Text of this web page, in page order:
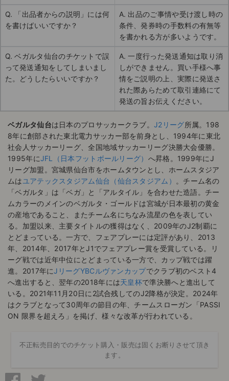
Q. 「出品者からの説明」には何
を書けばいいですか？
A. 出品のご事情や受け渡し時の
条件、発券時の手数料の有無等
を書かれる方が多いようです。
Q. ベガルタ仙台のチケットで誤
って発送通知をしてしまいまし
た。どうしたらいいですか？
A. 一度行った発送通知は取り消
しができません。買い手様へ事
情をご説明の上、実際に発送さ
れた際あらためて取引連絡にて
発送の旨お伝えください。
ベガルタ仙台は日本のプロサッカークラブ。J2リーグ所属。198
8年に創部された東北電力サッカー部を前身とし、1994年に東北
社会人サッカーリーグ、全国地域サッカーリーグ決勝大会優勝。
1995年にJFL（日本フットボールリーグ） へ昇格。1999年にJ
リーグ加盟。宮城県仙台市をホームタウンとし、ホームスタジア
ムはユアテックスタジアム仙台（仙台スタジアム）
。チーム名の
「ベガルタ」は「ベガ」と「アルタイル」を合わせた造語。チー
ムカラーのメインのベガルタ・ゴールドは宮城が日本最初の黄金
の産地であること、またチーム名にちなみ流星の色を表してい
る。加盟以来、主要タイトルの獲得はなく、2009年のJ2制覇に
とどまっている。一方で、フェアプレーには定評があり、2013
年、2014年、2017年とJ1でフェアプレー賞を受賞している。リ
ーグ戦では近年中位にとどまっている一方で、カップ戦では躍
進。2017年にJリーグYBCルヴァンカップでクラブ初のベスト4
へ進出すると、翌年の2018年には天皇杯で準決勝へと進出して
いる。2021年11月20日に2試合残してのJ2降格が決定。2024年
はクラブとなって30周年の節目の年、チームスローガン「PASSI
ON 限界を超えろ」を掲げ、様々な改革が行われている。
不正転売目的でのチケット購入・販売は固くお断りさせて頂き
ます。